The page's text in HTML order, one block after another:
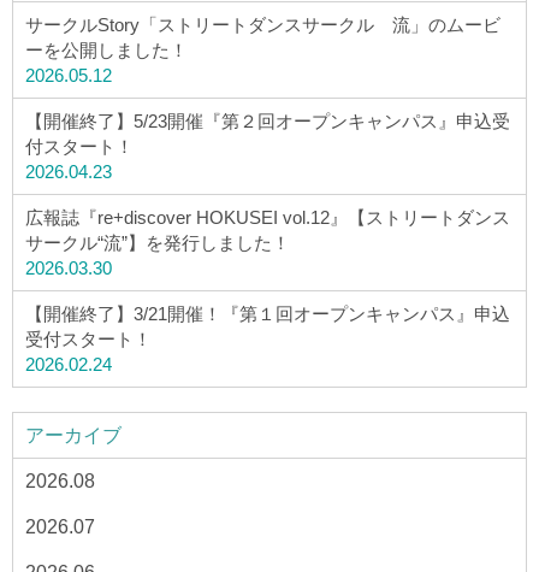
サークルStory「ストリートダンスサークル 流」のムービ
ーを公開しました！
2026.05.12
【開催終了】5/23開催『第２回オープンキャンパス』申込受
付スタート！
2026.04.23
広報誌『re+discover HOKUSEI vol.12』【ストリートダンス
サークル“流”】を発行しました！
2026.03.30
【開催終了】3/21開催！『第１回オープンキャンパス』申込
受付スタート！
2026.02.24
アーカイブ
2026.08
2026.07